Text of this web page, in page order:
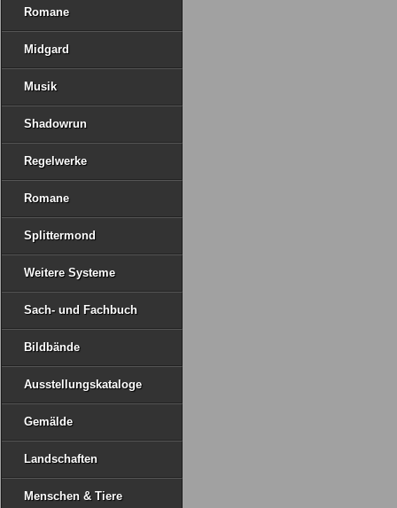
Romane
Midgard
Musik
Shadowrun
Regelwerke
Romane
Splittermond
Weitere Systeme
Sach- und Fachbuch
Bildbände
Ausstellungskataloge
Gemälde
Landschaften
Menschen & Tiere